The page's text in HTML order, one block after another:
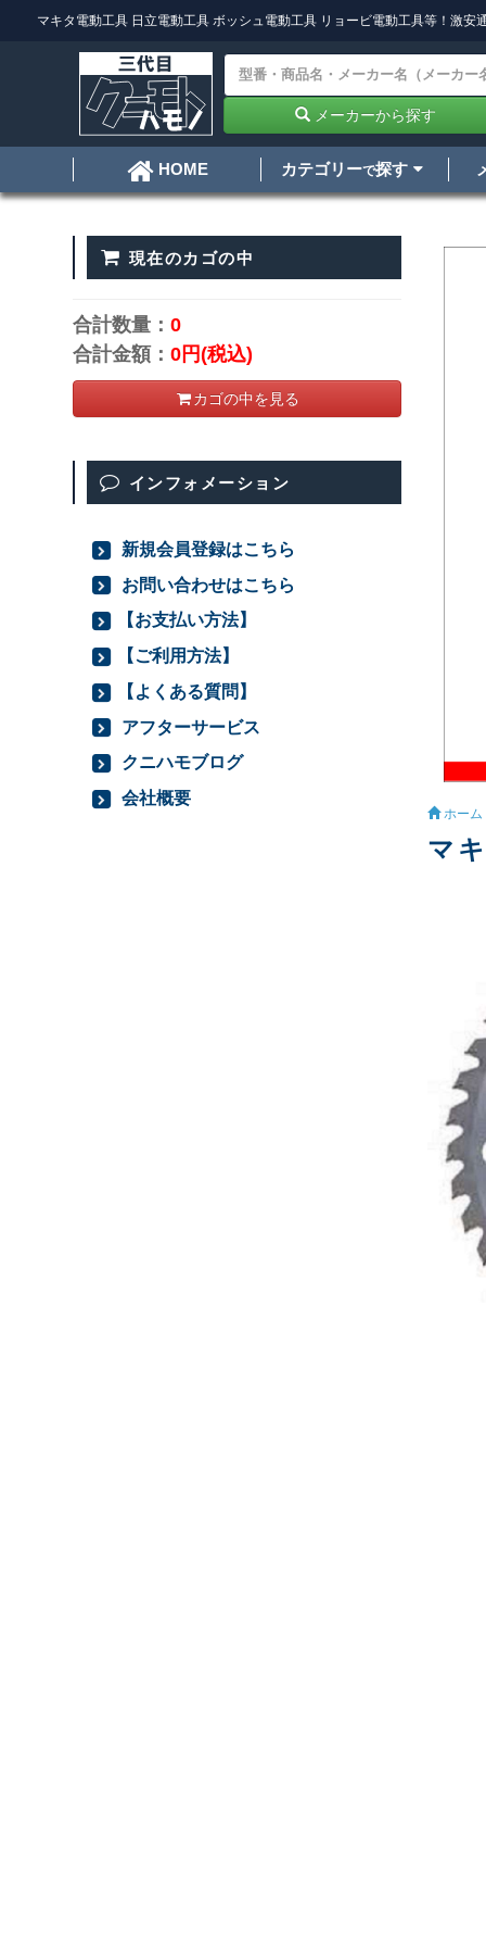
マキタ電動工具 日立電動工具 ボッシュ電動工具 リョービ電動工具等！激安
メーカーから探す
HOME カテゴリーで探す
ホーム
マ
現在のカゴの中
合計数量：0
合計金額：0円(税込)
カゴの中を見る
インフォメーション
新規会員登録はこちら
お問い合わせはこちら
【お支払い方法】
【ご利用方法】
【よくある質問】
アフターサービス
クニハモブログ
会社概要